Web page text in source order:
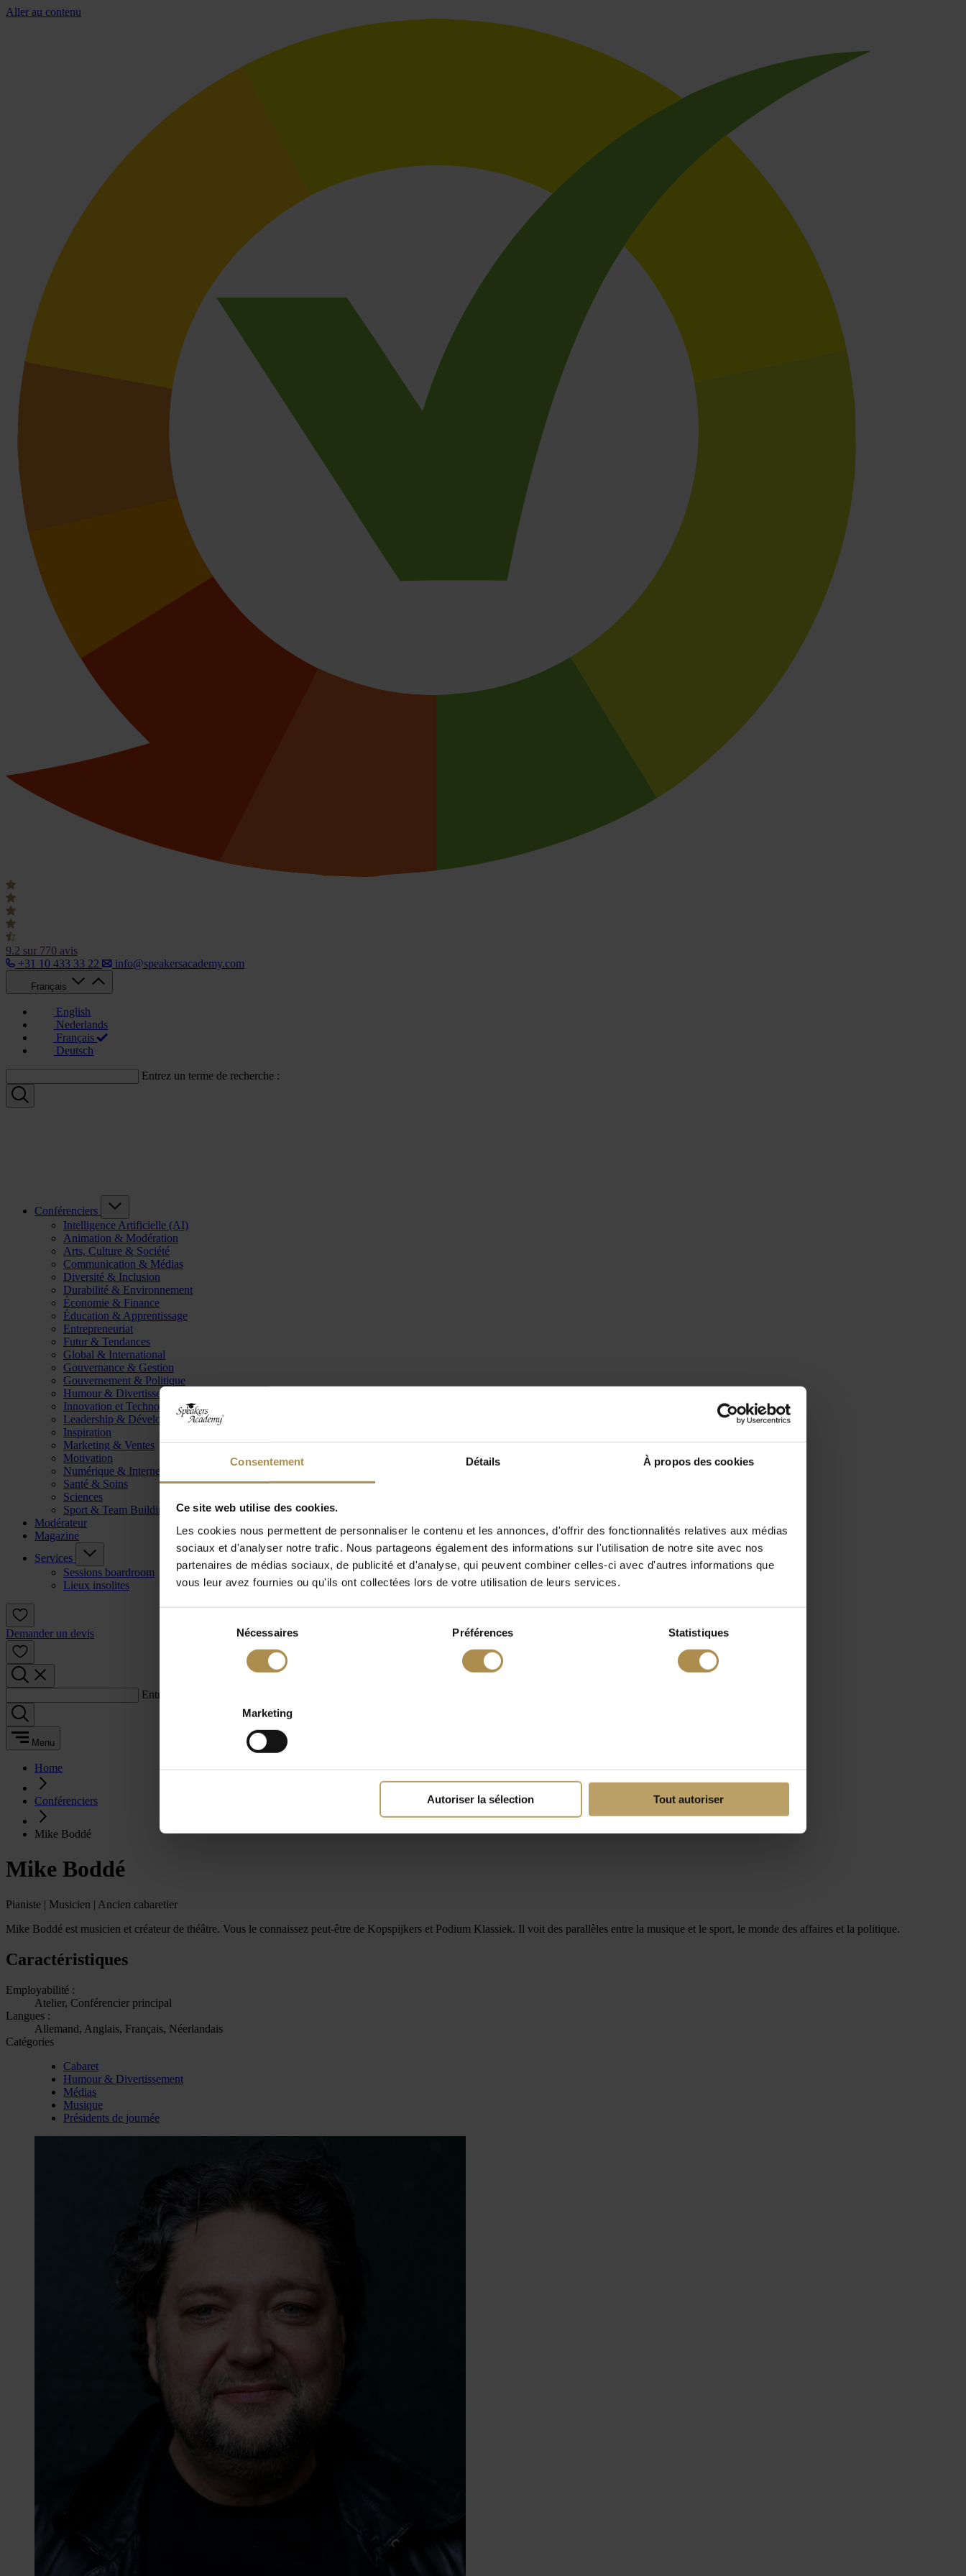
Consentement Détails À propos des cookies
Ce site web utilise des cookies.
Les cookies nous permettent de personnaliser le contenu et les annonces, d'offrir des fonctionnalités relatives aux médias
sociaux et d'analyser notre trafic. Nous partageons également des informations sur l'utilisation de notre site avec nos
partenaires de médias sociaux, de publicité et d'analyse, qui peuvent combiner celles-ci avec d'autres informations que
vous leur avez fournies ou qu'ils ont collectées lors de votre utilisation de leurs services.
Nécessaires Préférences Statistiques
Marketing
Autoriser la sélection Tout autoriser
Aller au contenu
9.2 sur 770 avis
+31 10 433 33 22
info@speakersacademy.com
Français
English
Nederlands
Français
Deutsch
Entrez un terme de recherche :
Conférenciers
Intelligence Artificielle (AI)
Animation & Modération
Arts, Culture & Société
Communication & Médias
Diversité & Inclusion
Durabilité & Environnement
Économie & Finance
Éducation & Apprentissage
Entrepreneuriat
Futur & Tendances
Global & International
Gouvernance & Gestion
Gouvernement & Politique
Humour & Divertissement
Innovation et Technologie
Leadership & Développement
Inspiration
Marketing & Ventes
Motivation
Numérique & Internet
Santé & Soins
Sciences
Sport & Team Building
Modérateur
Magazine
Services
Sessions boardroom
Lieux insolites
Demander un devis
Entrez un terme de recherche :
Menu
Home
Conférenciers
Mike Boddé
Mike Boddé
Pianiste | Musicien | Ancien cabaretier
Mike Boddé est musicien et créateur de théâtre. Vous le connaissez peut-être de Kopspijkers et Podium Klassiek. Il voit des parallèles entre la musique et le sport, le monde des affaires et la politique.
Caractéristiques
Employabilité :
Atelier, Conférencier principal
Langues :
Allemand, Anglais, Français, Néerlandais
Catégories
Cabaret
Humour & Divertissement
Médias
Musique
Présidents de journée